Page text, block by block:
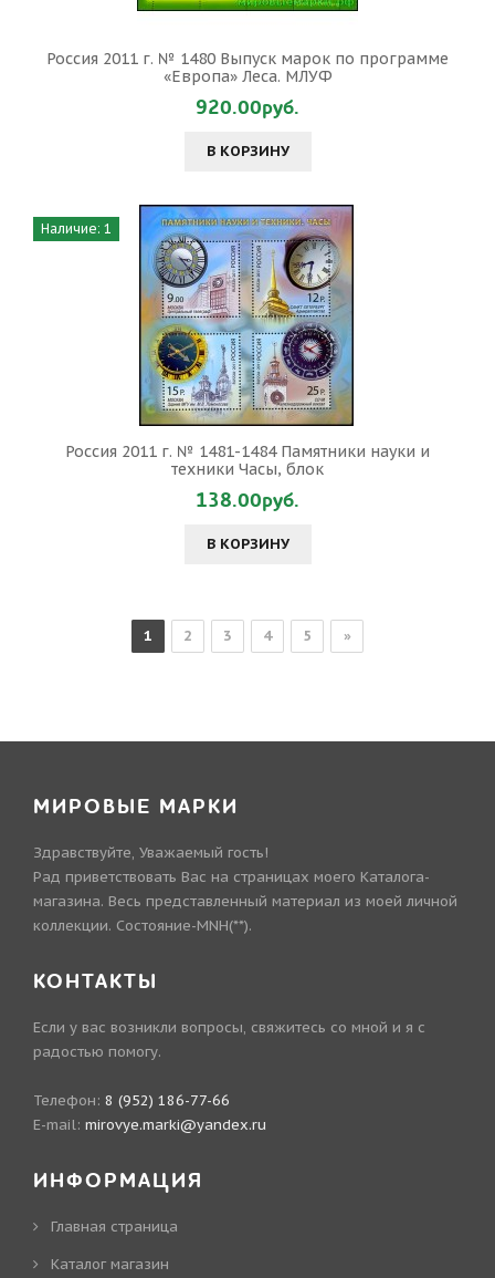
Россия 2011 г. № 1480 Выпуск марок по программе
«Европа» Леса. МЛУФ
920.00руб.
В КОРЗИНУ
Наличие: 1
Россия 2011 г. № 1481-1484 Памятники науки и
техники Часы, блок
138.00руб.
В КОРЗИНУ
1 2 3 4 5 »
МИРОВЫЕ МАРКИ
Здравствуйте, Уважаемый гость!
Рад приветствовать Вас на страницах моего Каталога-
магазина. Весь представленный материал из моей личной
коллекции. Состояние-MNH(**).
КОНТАКТЫ
Если у вас возникли вопросы, свяжитесь со мной и я с
радостью помогу.
Телефон: 8 (952) 186-77-66
E-mail: mirovye.marki@yandex.ru
ИНФОРМАЦИЯ
Главная страница
Каталог магазин